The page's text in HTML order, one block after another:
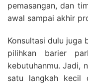
pemasangan, dan
awal sampai akhir
Konsultasi dulu juga
pilihkan barier
kebutuhanmu. Jadi,
satu langkah kecil